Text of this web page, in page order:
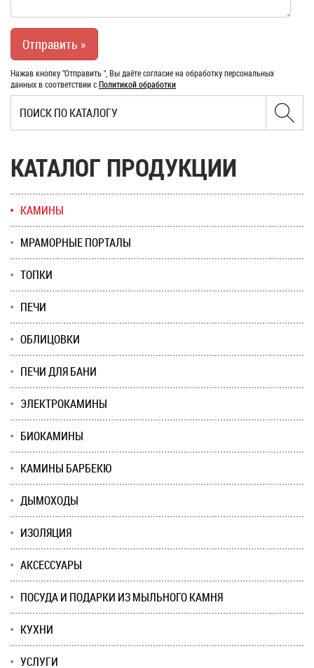
Нажав кнопку "Отправить ", Вы даёте согласие на обработку персональных
данных в соответствии сПолитикой обработки
КАТАЛОГ ПРОДУКЦИИ
КАМИНЫ
МРАМОРНЫЕ ПОРТАЛЫ
ТОПКИ
ПЕЧИ
ОБЛИЦОВКИ
ПЕЧИ ДЛЯ БАНИ
ЭЛЕКТРОКАМИНЫ
БИОКАМИНЫ
КАМИНЫ БАРБЕКЮ
ДЫМОХОДЫ
ИЗОЛЯЦИЯ
АКСЕССУАРЫ
ПОСУДА И ПОДАРКИ ИЗ МЫЛЬНОГО КАМНЯ
КУХНИ
УСЛУГИ